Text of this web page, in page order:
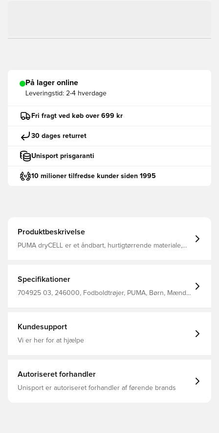
På lager online
Leveringstid: 2-4 hverdage
Fri fragt ved køb over 699 kr
30 dages returret
Unisport prisgaranti
10 milioner tilfredse kunder siden 1995
Produktbeskrivelse
PUMA dryCELL er et åndbart, hurtigtørrende materiale,
fit Fremstillet i 100% genanvendt polyester
Specifikationer
704925 03, 246000, Fodboldtrøjer, PUMA, Børn, Mænd,
Kundesupport
Vi er her for at hjælpe
Autoriseret forhandler
Unisport er autoriseret forhandler af førende brands